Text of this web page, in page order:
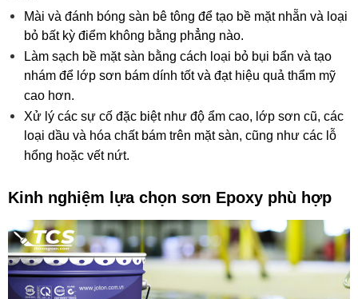
Mài và đánh bóng sàn bê tông để tạo bề mặt nhẵn và loại
bỏ bất kỳ điểm không bằng phẳng nào.
Làm sạch bề mặt sàn bằng cách loại bỏ bụi bẩn và tạo
nhám để lớp sơn bám dính tốt và đạt hiệu quả thẩm mỹ
cao hơn.
Xử lý các sự cố đặc biệt như độ ẩm cao, lớp sơn cũ, các
loại dầu và hóa chất bám trên mặt sàn, cũng như các lỗ
hổng hoặc vết nứt.
Kinh nghiệm lựa chọn sơn Epoxy phù hợp